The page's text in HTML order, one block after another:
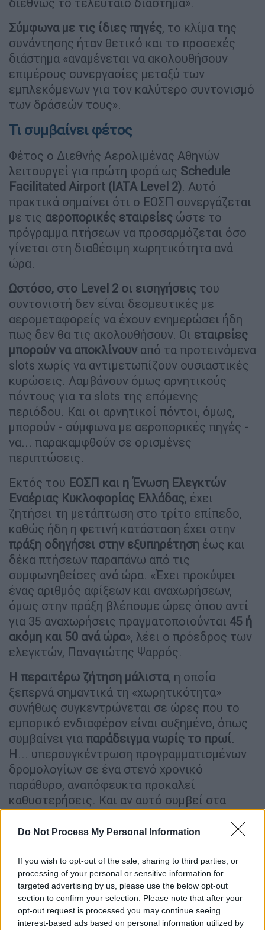
Do Not Process My Personal Information
If you wish to opt-out of the sale, sharing to third parties, or
processing of your personal or sensitive information for
targeted advertising by us, please use the below opt-out
section to confirm your selection. Please note that after your
opt-out request is processed you may continue seeing
interest-based ads based on personal information utilized by
Σύμφωνα με τις ίδιες πηγές, το κλίμα της
συνάντησης ήταν θετικό και το προσεχές
διάστημα «αναμένεται να ακολουθήσουν
επιμέρους συνεργασίες μεταξύ των
εμπλεκόμενων για τον καλύτερο συντονισμό
των δράσεών τους».
Τι συμβαίνει φέτος
Φέτος ο Διεθνής Αερολιμένας Αθηνών
λειτουργεί για πρώτη φορά ως Schedule
Facilitated Airport (IATA Level 2). Αυτό
πρακτικά σημαίνει ότι ο ΕΟΣΠ συνεργάζεται
με τις αεροπορικές εταιρείες ώστε το
πρόγραμμα πτήσεων να προσαρμόζεται όσο
γίνεται στη διαθέσιμη χωρητικότητα ανά
ώρα.
Ωστόσο, στο Level 2 οι εισηγήσεις του
συντονιστή δεν είναι δεσμευτικές με
αερομεταφορείς να έχουν ενημερώσει ήδη
πως δεν θα τις ακολουθήσουν. Οι εταιρείες
μπορούν να αποκλίνουν από τα προτεινόμενα
slots χωρίς να αντιμετωπίζουν ουσιαστικές
κυρώσεις. Λαμβάνουν όμως αρνητικούς
πόντους για τα slots της επόμενης
περιόδου. Και οι αρνητικοί πόντοι, όμως,
μπορούν - σύμφωνα με αεροπορικές πηγές -
να... παρακαμφθούν σε ορισμένες
περιπτώσεις.
Εκτός του ΕΟΣΠ και η Ένωση Ελεγκτών
Εναέριας Κυκλοφορίας Ελλάδας, έχει
ζητήσει τη μετάπτωση στο τρίτο επίπεδο,
καθώς ήδη η φετινή κατάσταση έχει στην
πράξη οδηγήσει στην εξυπηρέτηση έως και
δέκα πτήσεων παραπάνω από τις
συμφωνηθείσες ανά ώρα. «Έχει προκύψει
ένας αριθμός αφίξεων και αναχωρήσεων,
όμως στην πράξη βλέπουμε ώρες όπου αντί
για 35 αναχωρήσεις πραγματοποιούνται 45 ή
ακόμη και 50 ανά ώρα», λέει ο πρόεδρος των
ελεγκτών, Παναγιώτης Ψαρρός.
Η περαιτέρω ζήτηση μάλιστα, η οποία
ξεπερνά σημαντικά τη «χωρητικότητα»
συνήθως συγκεντρώνεται σε ώρες που το
εμπορικό ενδιαφέρον είναι αυξημένο, όπως
συμβαίνει για παράδειγμα νωρίς το πρωί.
Η... υπερσυγκέντρωση προγραμματισμένων
δρομολογίων σε ένα στενό χρονικό
παράθυρο, αναπόφευκτα προκαλεί
καθυστερήσεις. Και αν αυτό συμβεί στα
πρωινά δρομολόγια, επηρεάζει τα επόμενα
σκέλη των ίδιων αεροσκαφώνπροκαλώντας
ορισμένες πτήσεις ακόμα και έως το τέλος
της ημέρας με το μοτίβο να
επαναλαμβάνεται συχνά και την επομένη.
Το όριο των 35 κινήσεων